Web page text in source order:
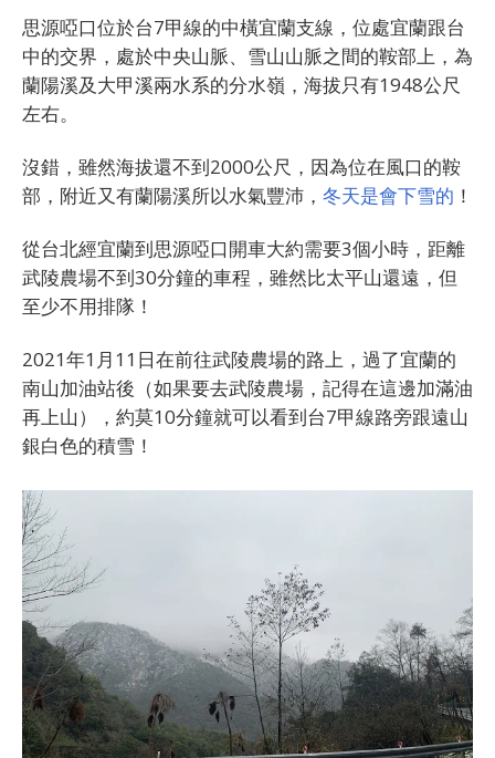
思源啞口位於台7甲線的中橫宜蘭支線，位處宜蘭跟台
中的交界，處於中央山脈、雪山山脈之間的鞍部上，為
蘭陽溪及大甲溪兩水系的分水嶺，海拔只有1948公尺
左右。
沒錯，雖然海拔還不到2000公尺，因為位在風口的鞍
部，附近又有蘭陽溪所以水氣豐沛， 冬天是會下雪的 ！
從台北經宜蘭到思源啞口開車大約需要3個小時，距離
武陵農場不到30分鐘的車程，雖然比太平山還遠，但
至少不用排隊！
2021年1月11日在前往武陵農場的路上，過了宜蘭的
南山加油站後（如果要去武陵農場，記得在這邊加滿油
再上山），約莫10分鐘就可以看到台7甲線路旁跟遠山
銀白色的積雪！